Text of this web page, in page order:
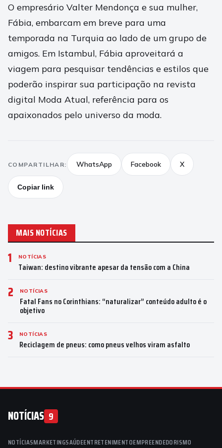
O empresário Valter Mendonça e sua mulher,
Fábia, embarcam em breve para uma
temporada na Turquia ao lado de um grupo de
amigos. Em Istambul, Fábia aproveitará a
viagem para pesquisar tendências e estilos que
poderão inspirar sua participação na revista
digital Moda Atual, referência para os
apaixonados pelo universo da moda.
COMPARTILHAR: WhatsApp Facebook X
Copiar link
MAIS NOTÍCIAS
1 NOTÍCIAS
Taiwan: destino vibrante apesar da tensão com a China
2 NOTÍCIAS
Fatal Fans no Corinthians: “naturalizar” conteúdo adulto é o
objetivo
3 NOTÍCIAS
Reciclagem de pneus: como pneus velhos viram asfalto
NOTÍCIAS 9
NOTÍCIASMARKETINGSAÚDEENTRETENIMENTOEMPREENDEDORISMO